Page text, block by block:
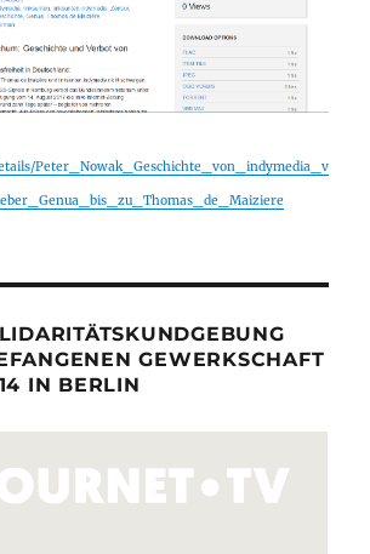
Peter_Nowak_Geschichte_von_indymedia_v
GEWERKSCHAFT
IN BERLIN